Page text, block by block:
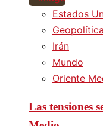
Estados
Geopolítica
Irán
Mundo
Oriente
Las tensiones